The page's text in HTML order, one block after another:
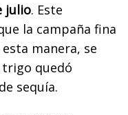
julio. Este
la campaña fina
manera, se
quedó
sequía.